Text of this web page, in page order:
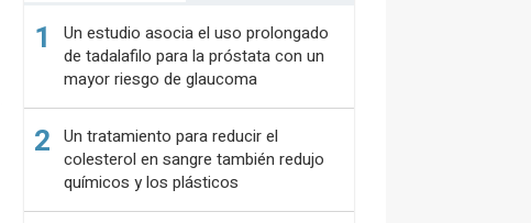
1
Un estudio asocia el uso prolongado
de tadalafilo para la próstata con un
mayor riesgo de glaucoma
2 Un tratamiento para reducir el
colesterol en sangre también redujo
químicos y los plásticos